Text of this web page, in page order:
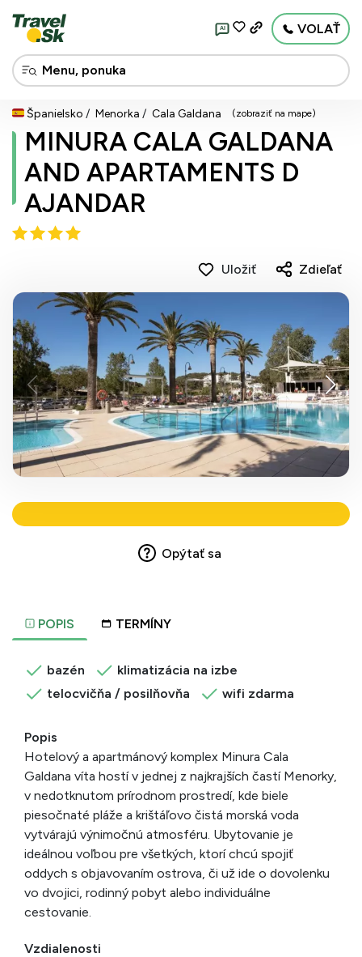
AI VOLAŤ
Španielsko Menorka Cala Galdana (zobraziť na mape)
MINURA CALA GALDANA
AND APARTAMENTS D
AJANDAR
Uložiť Zdieľať
POPIS TERMÍNY
bazén
klimatizácia na izbe
telocvičňa / posilňovňa
wifi zdarma
Popis
Hotelový a apartmánový komplex Minura Cala
Galdana víta hostí v jednej z najkrajších častí Menorky,
v nedotknutom prírodnom prostredí, kde biele
piesočnaté pláže a krištáľovo čistá morská voda
vytvárajú výnimočnú atmosféru. Ubytovanie je
ideálnou voľbou pre všetkých, ktorí chcú spojiť
oddych s objavovaním ostrova, či už ide o dovolenku
vo dvojici, rodinný pobyt alebo individuálne
cestovanie.
Vzdialenosti
Opýtať sa